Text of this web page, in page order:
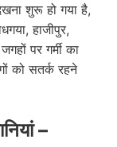
शुरू हो गया है,
हाजीपुर,
पर गर्मी का
को सतर्क रहने
–